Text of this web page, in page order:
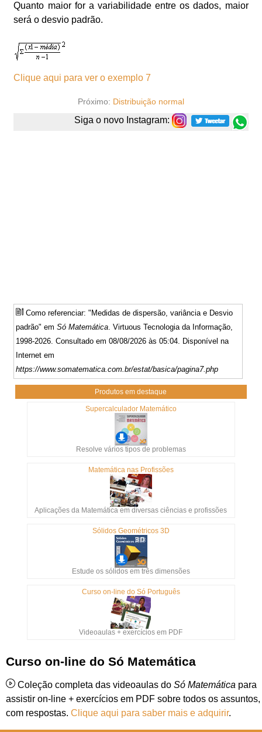
Quanto maior for a variabilidade entre os dados, maior
será o desvio padrão.
Clique aqui para ver o exemplo 7
Próximo: Distribuição normal
Siga o novo Instagram:
Como referenciar: "Medidas de dispersão, variância e Desvio
padrão" emSó Matemática. Virtuous Tecnologia da Informação,
1998-2026. Consultado em 08/08/2026 às 05:04. Disponível na
Internet em
https://www.somatematica.com.br/estat/basica/pagina7.php
Produtos em destaque
Supercalculador Matemático
Resolve vários tipos de problemas
Matemática nas Profissões
Aplicações da Matemática em diversas ciências e profissões
Sólidos Geométricos 3D
Estude os sólidos em três dimensões
Curso on-line do Só Português
Videoaulas + exercícios em PDF
Curso on-line do Só Matemática
Coleção completa das videoaulas do Só Matemática para
assistir on-line + exercícios em PDF sobre todos os assuntos,
com respostas. Clique aqui para saber mais e adquirir.